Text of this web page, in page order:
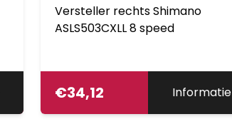
Versteller rechts Shimano
ASLS503CXLL 8 speed
€34,12 Informatie